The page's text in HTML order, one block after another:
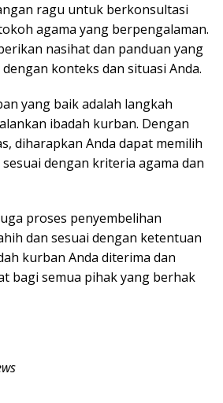
ragu untuk berkonsultasi
agama yang berpengalaman.
nasihat dan panduan yang
konteks dan situasi Anda.
yang baik adalah langkah
ibadah kurban. Dengan
diharapkan Anda dapat memilih
dengan kriteria agama dan
proses penyembelihan
dan sesuai dengan ketentuan
kurban Anda diterima dan
bagi semua pihak yang berhak